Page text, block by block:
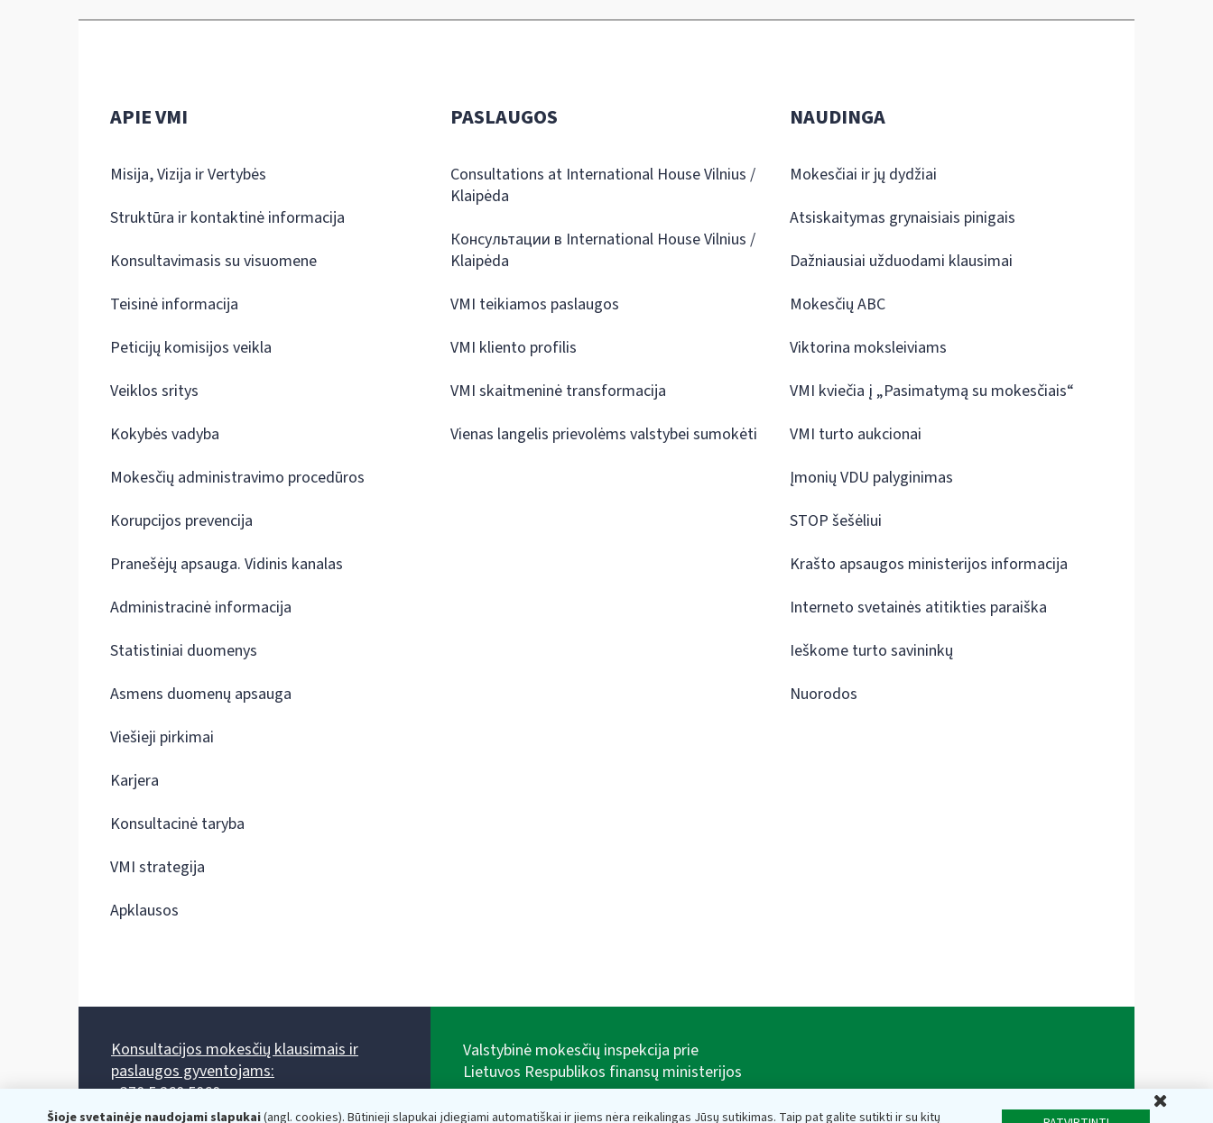
Šioje svetainėje naudojami slapukai(angl. cookies). Būtinieji slapukai įdiegiami automatiškai ir jiems nėra reikalingas Jūsų sutikimas. Taip pat galite sutikti ir su kitų
APIE VMI
Misija, Vizija ir Vertybės
Struktūra ir kontaktinė informacija
Konsultavimasis su visuomene
Teisinė informacija
Peticijų komisijos veikla
Veiklos sritys
Kokybės vadyba
Mokesčių administravimo procedūros
Korupcijos prevencija
Pranešėjų apsauga. Vidinis kanalas
Administracinė informacija
Statistiniai duomenys
Asmens duomenų apsauga
Viešieji pirkimai
Karjera
Konsultacinė taryba
VMI strategija
Apklausos
PASLAUGOS
Consultations at International House Vilnius /
Klaipėda
Консультации в International House Vilnius /
Klaipėda
VMI teikiamos paslaugos
VMI kliento profilis
VMI skaitmeninė transformacija
Vienas langelis prievolėms valstybei sumokėti
NAUDINGA
Mokesčiai ir jų dydžiai
Atsiskaitymas grynaisiais pinigais
Dažniausiai užduodami klausimai
Mokesčių ABC
Viktorina moksleiviams
VMI kviečia į „Pasimatymą su mokesčiais“
VMI turto aukcionai
Įmonių VDU palyginimas
STOP šešėliui
Krašto apsaugos ministerijos informacija
Interneto svetainės atitikties paraiška
Ieškome turto savininkų
Nuorodos
Konsultacijos mokesčių klausimais ir
paslaugos gyventojams:
+370 5 260 5060
Darbo laikas: I-IV 8.00-17.00, V 8.00-15.45.
Valstybinė mokesčių inspekcija prie
Lietuvos Respublikos finansų ministerijos
adresas: Vasario 16-osios g. 14, 01107 Vilnius, Lietuva,